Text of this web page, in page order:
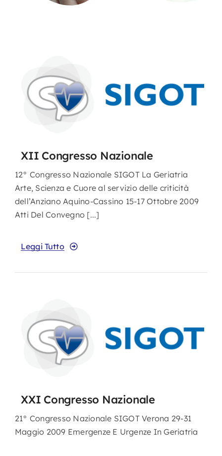
Area Soci
XII Congresso Nazionale
12° Congresso Nazionale SIGOT La Geriatria
Arte, Scienza e Cuore al servizio delle criticità
dell’Anziano Aquino-Cassino 15-17 Ottobre 2009
Atti Del Convegno [...]
Leggi Tutto
XXI Congresso Nazionale
21° Congresso Nazionale SIGOT Verona 29-31
Maggio 2009 Emergenze E Urgenze In Geriatria